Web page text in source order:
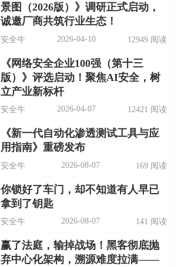
景图（2026版）》调研正式启动，
诚邀厂商共筑行业生态！
安全牛 2026-04-10 12949 阅读
《网络安全企业100强（第十三
版）》评选启动！聚焦AI安全，树
立产业新标杆
安全牛 2026-04-07 12421 阅读
《新一代自动化渗透测试工具与应
用指南》重磅发布
安全牛 2026-08-07 169 阅读
你锁好了车门，却不知道有人早已
拿到了钥匙
安全牛 2026-08-07 141 阅读
赢了法庭，输掉战场！黑客彻底抛
弃中心化架构，溯源难度拉满——